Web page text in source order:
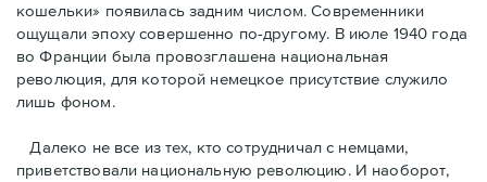
кошельки» появилась задним числом. Современники
ощущали эпоху совершенно по-другому. В июле 1940 года
во Франции была провозглашена национальная
революция, для которой немецкое присутствие служило
лишь фоном.
Далеко не все из тех, кто сотрудничал с немцами,
приветствовали национальную революцию. И наоборот,